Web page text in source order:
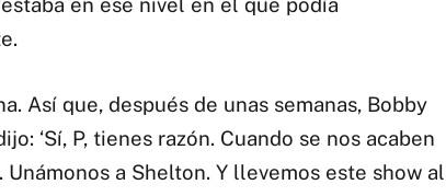
Así que, después de unas semanas, Bobby
‘Sí, P, tienes razón. Cuando se nos acaben
a Shelton. Y llevemos este show al